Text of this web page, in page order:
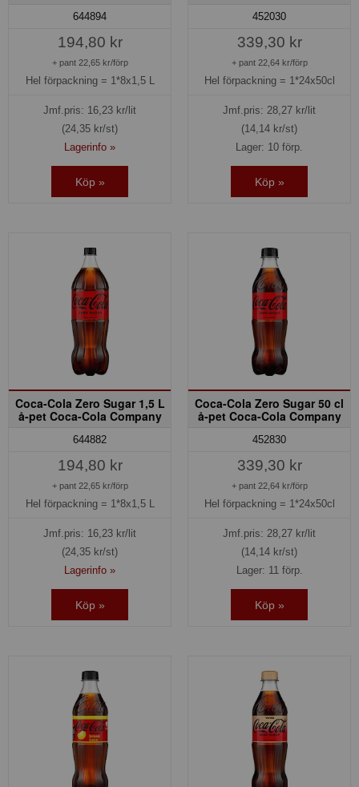
644894
194,80 kr
+ pant 22,65 kr/förp
Hel förpackning = 1*8x1,5 L
Jmf.pris: 16,23 kr/lit
(24,35 kr/st)
Lagerinfo »
Köp »
452030
339,30 kr
+ pant 22,64 kr/förp
Hel förpackning = 1*24x50cl
Jmf.pris: 28,27 kr/lit
(14,14 kr/st)
Lager: 10 förp.
Köp »
Coca-Cola Zero Sugar 1,5 L
å-pet Coca-Cola Company
644882
194,80 kr
+ pant 22,65 kr/förp
Hel förpackning = 1*8x1,5 L
Jmf.pris: 16,23 kr/lit
(24,35 kr/st)
Lagerinfo »
Köp »
Coca-Cola Zero Sugar 50 cl
å-pet Coca-Cola Company
452830
339,30 kr
+ pant 22,64 kr/förp
Hel förpackning = 1*24x50cl
Jmf.pris: 28,27 kr/lit
(14,14 kr/st)
Lager: 11 förp.
Köp »